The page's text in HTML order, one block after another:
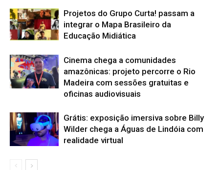
Projetos do Grupo Curta! passam a
integrar o Mapa Brasileiro da
Educação Midiática
Cinema chega a comunidades
amazônicas: projeto percorre o Rio
Madeira com sessões gratuitas e
oficinas audiovisuais
Grátis: exposição imersiva sobre Billy
Wilder chega a Águas de Lindóia com
realidade virtual